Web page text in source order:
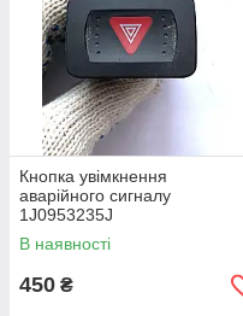
Кнопка увімкнення
аварійного сигналу
1J0953235J
В наявності
450 ₴